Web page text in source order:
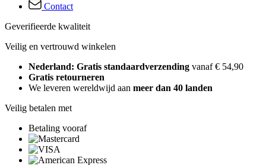
Contact
Geverifieerde kwaliteit
Veilig en vertrouwd winkelen
Nederland: Gratis standaardverzending vanaf € 54,90
Gratis retourneren
We leveren wereldwijd aan meer dan 40 landen
Veilig betalen met
Betaling vooraf